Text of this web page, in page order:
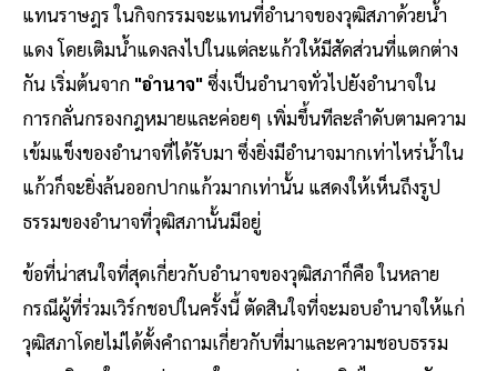
แทนราษฎร ในกิจกรรมจะแทนที่อำนาจของวุฒิสภาด้วยน้ำ
แดง โดยเติมน้ำแดงลงไปในแต่ละแก้วให้มีสัดส่วนที่แตกต่าง
กัน เริ่มต้นจาก "อำนาจ"ซึ่งเป็นอำนาจทั่วไปยังอำนาจใน
การกลั่นกรองกฎหมายและค่อยๆ เพิ่มขึ้นทีละลำดับตามความ
เข้มแข็งของอำนาจที่ได้รับมา ซึ่งยิ่งมีอำนาจมากเท่าไหร่น้ำใน
แก้วก็จะยิ่งล้นออกปากแก้วมากเท่านั้น แสดงให้เห็นถึงรูป
ธรรมของอำนาจที่วุฒิสภานั้นมีอยู่
ข้อที่น่าสนใจที่สุดเกี่ยวกับอำนาจของวุฒิสภาก็คือ ในหลาย
กรณีผู้ที่ร่วมเวิร์กชอปในครั้งนี้ ตัดสินใจที่จะมอบอำนาจให้แก่
วุฒิสภาโดยไม่ได้ตั้งคำถามเกี่ยวกับที่มาและความชอบธรรม